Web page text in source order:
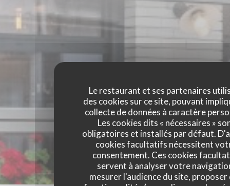
Le restaurant et ses partenaires
des cookies sur ce site, pouvant
collecte de données à caractère
Les cookies dits « nécessaires »
obligatoires et installés par défaut.
cookies facultatifs nécessitent
consentement. Ces cookies
servent à analyser votre
mesurer l'audience du site, proposer